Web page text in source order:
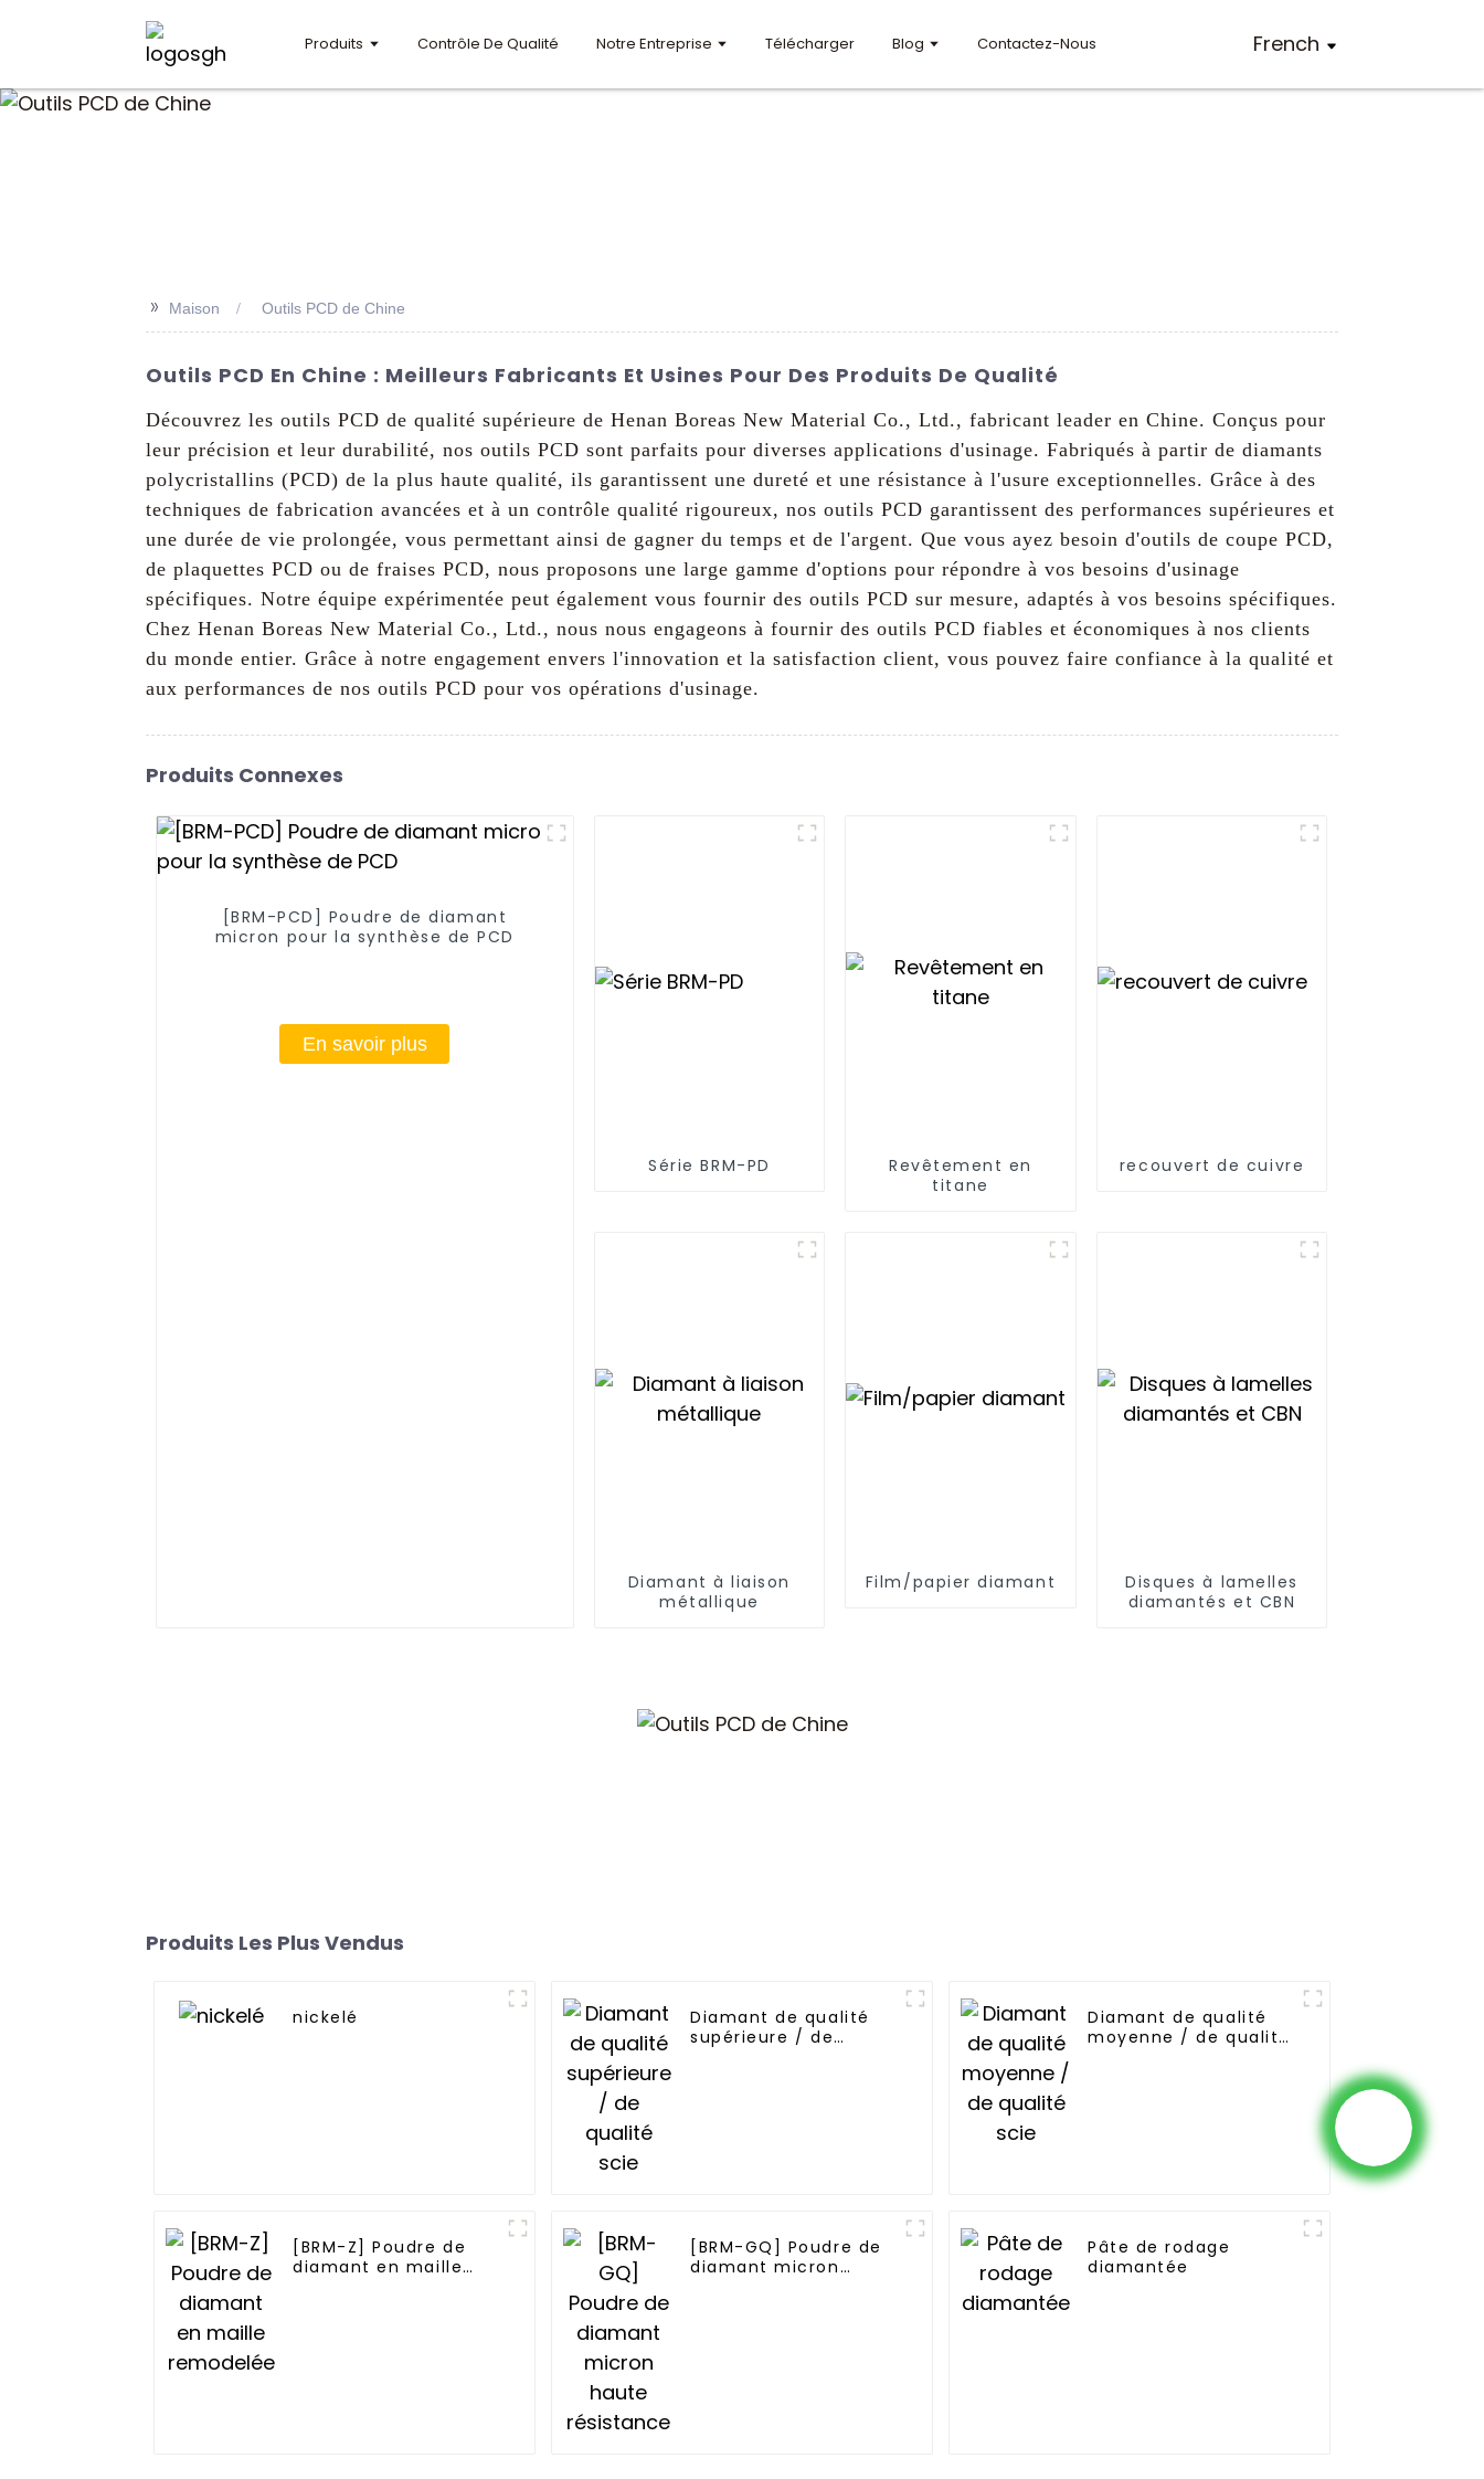
Produits Contrôle De Qualité Notre Entreprise Télécharger Blog Contactez-Nous French
>> Maison Outils PCD de Chine
Outils PCD En Chine : Meilleurs Fabricants Et Usines Pour Des Produits De Qualité
Découvrez les outils PCD de qualité supérieure de Henan Boreas New Material Co., Ltd., fabricant leader en Chine. Conçus pour
leur précision et leur durabilité, nos outils PCD sont parfaits pour diverses applications d'usinage. Fabriqués à partir de diamants
polycristallins (PCD) de la plus haute qualité, ils garantissent une dureté et une résistance à l'usure exceptionnelles. Grâce à des
techniques de fabrication avancées et à un contrôle qualité rigoureux, nos outils PCD garantissent des performances supérieures et
une durée de vie prolongée, vous permettant ainsi de gagner du temps et de l'argent. Que vous ayez besoin d'outils de coupe PCD,
de plaquettes PCD ou de fraises PCD, nous proposons une large gamme d'options pour répondre à vos besoins d'usinage
spécifiques. Notre équipe expérimentée peut également vous fournir des outils PCD sur mesure, adaptés à vos besoins spécifiques.
Chez Henan Boreas New Material Co., Ltd., nous nous engageons à fournir des outils PCD fiables et économiques à nos clients
du monde entier. Grâce à notre engagement envers l'innovation et la satisfaction client, vous pouvez faire confiance à la qualité et
aux performances de nos outils PCD pour vos opérations d'usinage.
Produits Connexes
[BRM-PCD] Poudre de diamant
micron pour la synthèse de PCD
En savoir plus
Série BRM-PD
Revêtement en
titane
recouvert de cuivre
Diamant à liaison
métallique
Film/papier diamant
Disques à lamelles
diamantés et CBN
Produits Les Plus Vendus
nickelé
Diamant de qualité
supérieure / de
Diamant de qualité
moyenne / de qualité
[BRM-Z] Poudre de
diamant en maille
[BRM-GQ] Poudre de
diamant micron
Pâte de rodage
diamantée